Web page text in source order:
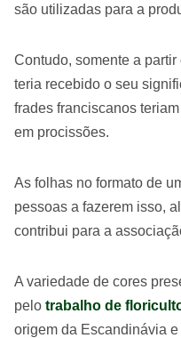
são utilizadas para a
Contudo, somente a
teria recebido o seu
frades franciscanos
em procissões.
As folhas no formato de
pessoas a fazerem isso,
contribui para a
A variedade de cores
pelo trabalho de
origem da Escandinávia